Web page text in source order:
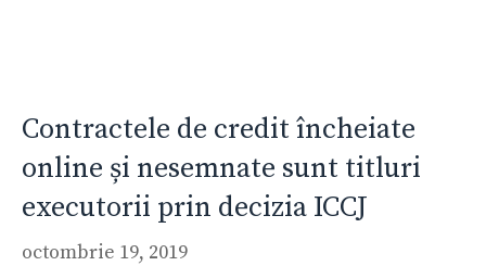
Contractele de credit încheiate
online și nesemnate sunt titluri
executorii prin decizia ICCJ
octombrie 19, 2019